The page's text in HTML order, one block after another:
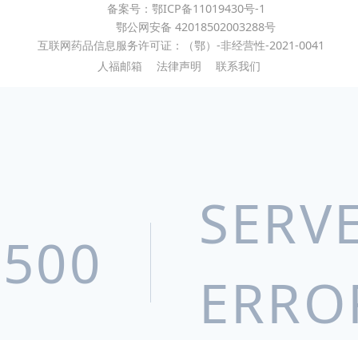
宜昌人福药业有限责任公司
湖北葛店人福药业有限责任公司
Epic Pharma, LLC
北京巴瑞医疗器械有限公司
武汉天润健康产品有限公司
备案号：鄂ICP备11019430号-1
鄂公网安备 42018502003288号
互联网药品信息服务许可证：（鄂）-非经营性-2021-0041
人福邮箱
法律声明 联系我们
500